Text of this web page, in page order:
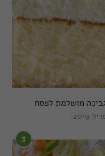
מושלמת לפסח
3